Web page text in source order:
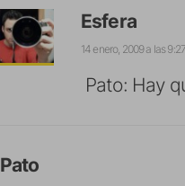
Esfera
14 enero, 2009 a las 9:27
Pato: Hay
Pato